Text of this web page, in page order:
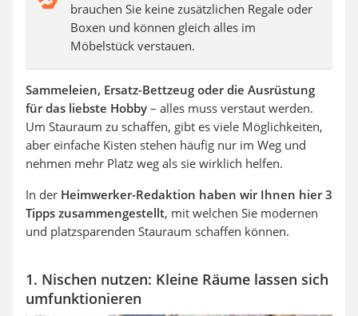
brauchen Sie keine zusätzlichen Regale oder
Boxen und können gleich alles im
Möbelstück verstauen.
Sammeleien, Ersatz-Bettzeug oder die Ausrüstung
für das liebste Hobby – alles muss verstaut werden.
Um Stauraum zu schaffen, gibt es viele Möglichkeiten,
aber einfache Kisten stehen häufig nur im Weg und
nehmen mehr Platz weg als sie wirklich helfen.
In der Heimwerker-Redaktion haben wir Ihnen hier 3
Tipps zusammengestellt, mit welchen Sie modernen
und platzsparenden Stauraum schaffen können.
1. Nischen nutzen: Kleine Räume lassen sich
umfunktionieren